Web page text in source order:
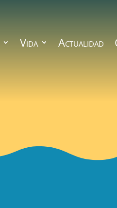
Vida Actualidad